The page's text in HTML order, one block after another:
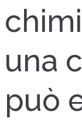
una
può